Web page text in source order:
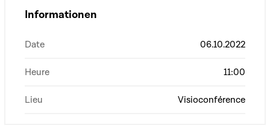
Informationen
Date 06.10.2022
Heure 11:00
Lieu Visioconférence